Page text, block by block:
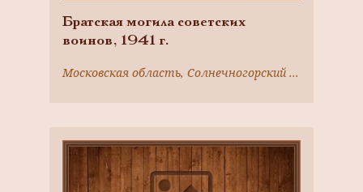
Братская могила советских
воинов, 1941 г.
Московская область, Солнечногорский район, д. Владычино